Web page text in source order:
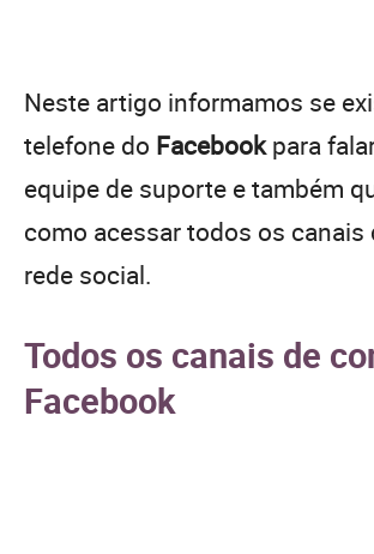
Neste artigo informamos se
telefone do Facebookpara
equipe de suporte e também
como acessar todos os canais
rede social.
Todos os canais de
Facebook